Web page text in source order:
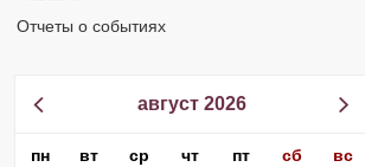
Отчеты о событиях
август 2026
пн вт ср чт пт сб вс